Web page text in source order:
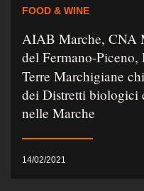
FOOD & WINE
AIAB Marche, CNA
del Fermano-
Terre Marchigiane
dei Distretti biologici
nelle Marche
14/02/2021